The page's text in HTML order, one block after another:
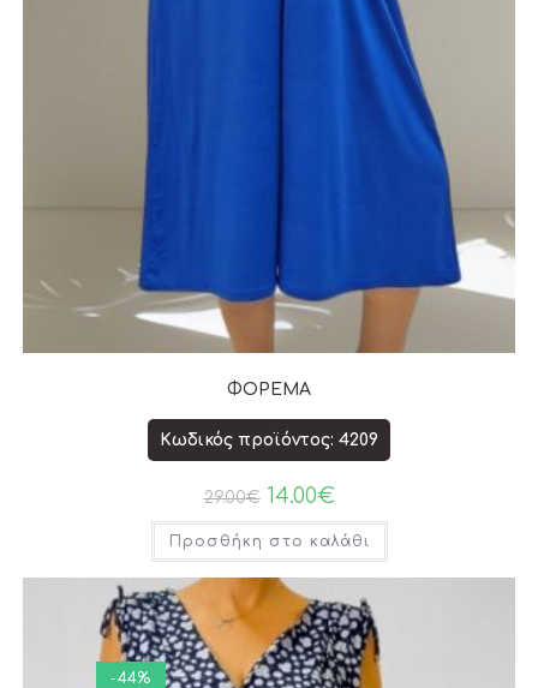
ΦΟΡΕΜΑ
Κωδικός προϊόντος: 4209
29.00€ 14.00€
Προσθήκη στο καλάθι
-44%